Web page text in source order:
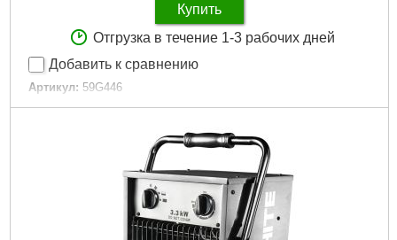
Купить
Отгрузка в течение 1-3 рабочих дней
Добавить к сравнению
Артикул: 59G446
Код товара: 17.64.43
Подробнее...